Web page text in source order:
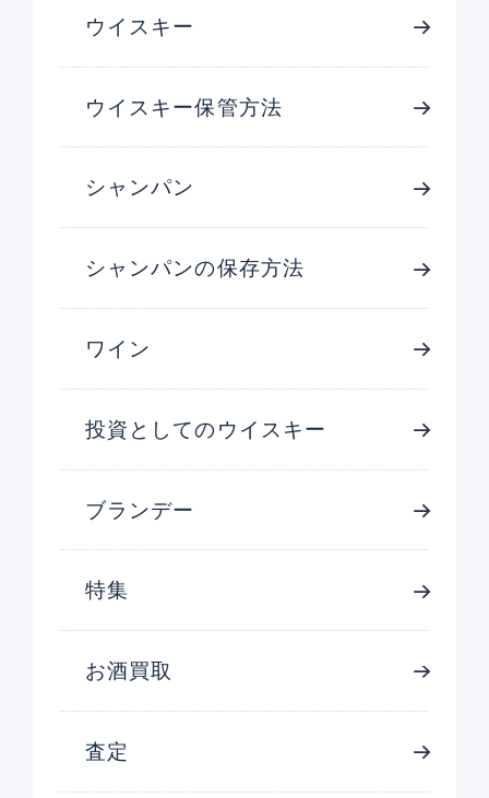
ウイスキー
ウイスキー保管方法
シャンパン
シャンパンの保存方法
ワイン
投資としてのウイスキー
ブランデー
特集
お酒買取
査定